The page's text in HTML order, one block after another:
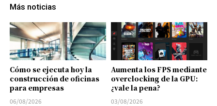
Más noticias
Cómo se ejecuta hoy la
construcción de oficinas
para empresas
06/08/2026
Aumenta los FPS mediante
overclocking de la GPU:
¿vale la pena?
03/08/2026